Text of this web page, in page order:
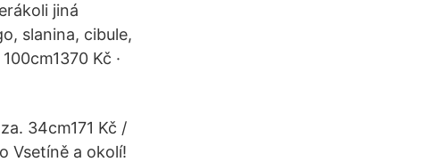
jiná
slanina, cibule,
Kč ·
34cm171 Kč /
Vsetíně a okolí!